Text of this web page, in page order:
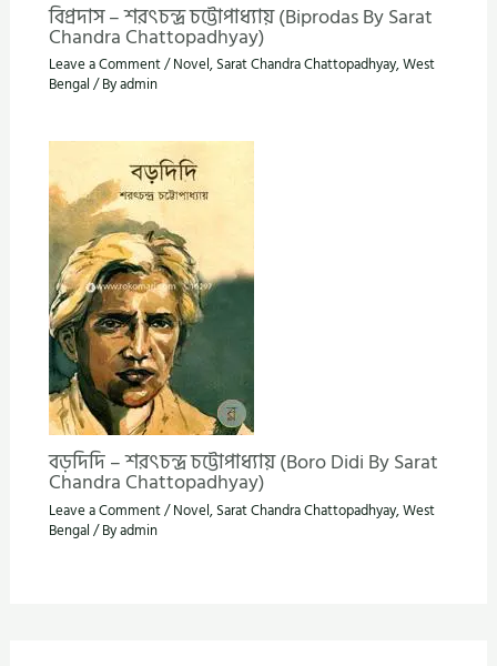
বিপ্রদাস – শরৎচন্দ্র চট্টোপাধ্যায় (Biprodas By Sarat
Chandra Chattopadhyay)
Leave a Comment/Novel, Sarat Chandra Chattopadhyay,West
Bengal / Byadmin
বড়দিদি – শরৎচন্দ্র চট্টোপাধ্যায় (Boro Didi By Sarat
Chandra Chattopadhyay)
Leave a Comment/Novel, Sarat Chandra Chattopadhyay,West
Bengal / Byadmin